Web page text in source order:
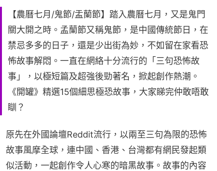
【農曆七月/鬼節/盂蘭節】踏入農曆七月，又是鬼門
關大開之時。孟蘭節又稱鬼節，是中國傳統節日，在
禁忌多多的日子，還是少出街為妙，不如留在家看恐
怖故事解悶。一直在網絡十分流行的「三句恐怖故
事」，以極短篇及超強後勁著名，掀起創作熱潮。
《開罐》精選15個細思極恐故事，大家睇完仲敢唔敢
瞓？
原先在外國論壇Reddit流行，以兩至三句為限的恐怖
故事風摩全球，連中國、香港、台灣都有網民發起類
似活動，一起創作令人心寒的暗黑故事。故事的內容